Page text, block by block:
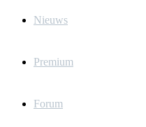
Nieuws
Premium
Forum